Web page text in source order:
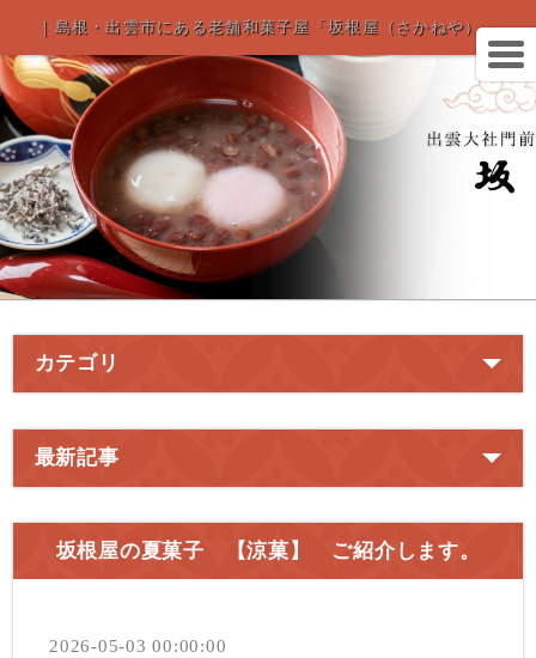
｜島根・出雲市にある老舗和菓子屋「坂根屋（さかねや）」
カテゴリ
最新記事
坂根屋の夏菓子 【涼菓】 ご紹介します。
2026-05-03 00:00:00